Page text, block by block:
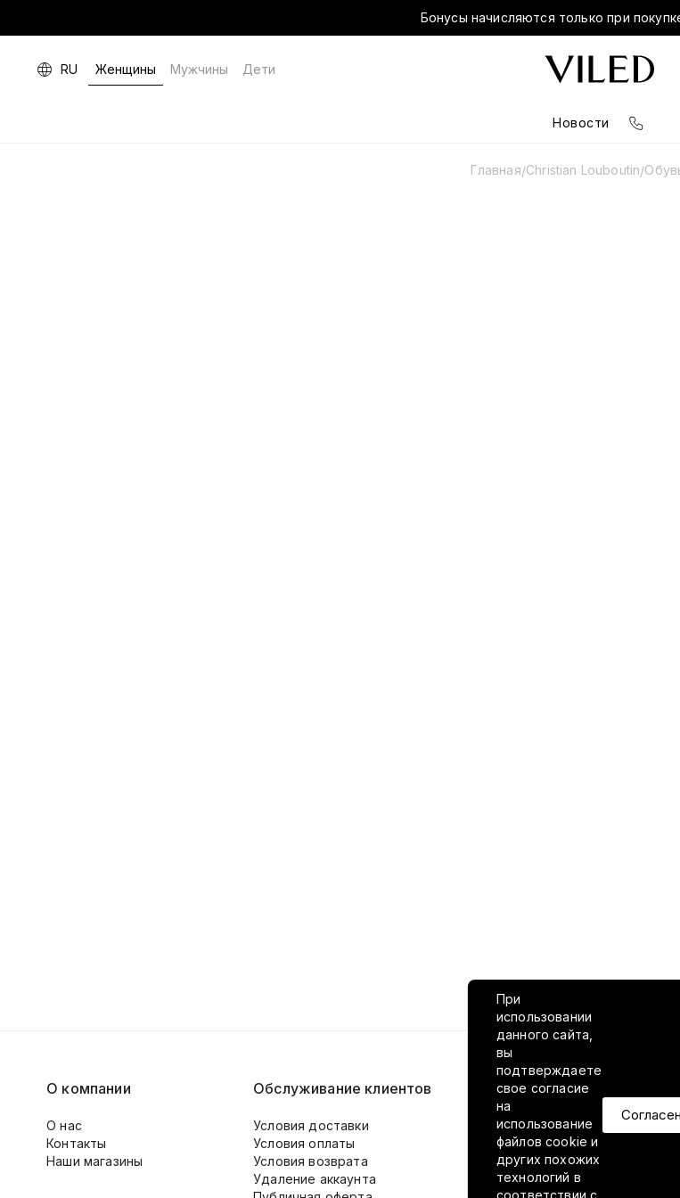
Бонусы начисляются только при
RU Женщины Мужчины Дети
Новости
Главная/Christian Louboutin/
При
использовании
данного сайта,
вы
подтверждаете
свое согласие
на
использование
файлов cookie и
других похожих
технологий в
Согласен
О компании
О нас
Контакты
Наши магазины
Обслуживание клиентов
Условия доставки
Условия оплаты
Условия возврата
Удаление аккаунта
VILED в соцсетях